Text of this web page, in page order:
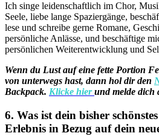
Ich singe leidenschaftlich im Chor,
Seele, liebe lange Spaziergänge,
lese und schreibe gerne Romane,
persönliche Anlässe, und beschäftige
persönlichen Weiterentwicklung und
Wenn du Lust auf eine fette Portion
von unterwegs hast, dann hol dir den
Backpack. Klicke hier und melde dich
6. Was ist dein bisher
Erlebnis in Bezug auf dein